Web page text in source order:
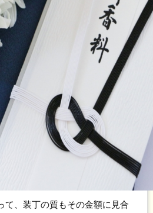
て、装丁の質もその金額に見合